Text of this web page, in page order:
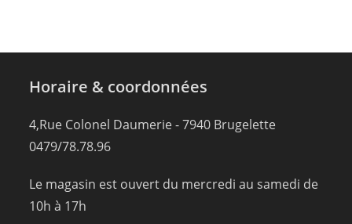
Horaire & coordonnées
4,Rue Colonel Daumerie - 7940 Brugelette
0479/78.78.96
Le magasin est ouvert du mercredi au samedi de
10h à 17h